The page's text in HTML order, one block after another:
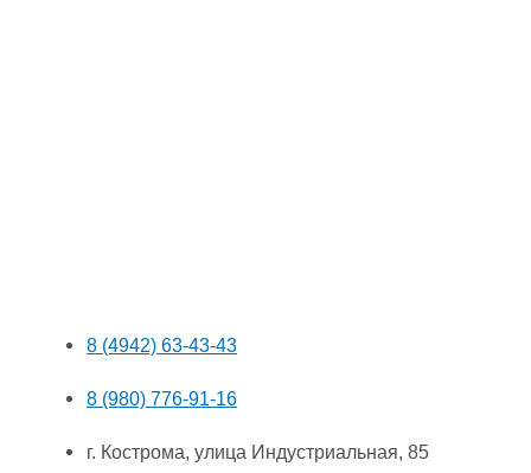
8 (4942) 63-43-43
8 (980) 776-91-16
г. Кострома, улица Индустриальная, 85